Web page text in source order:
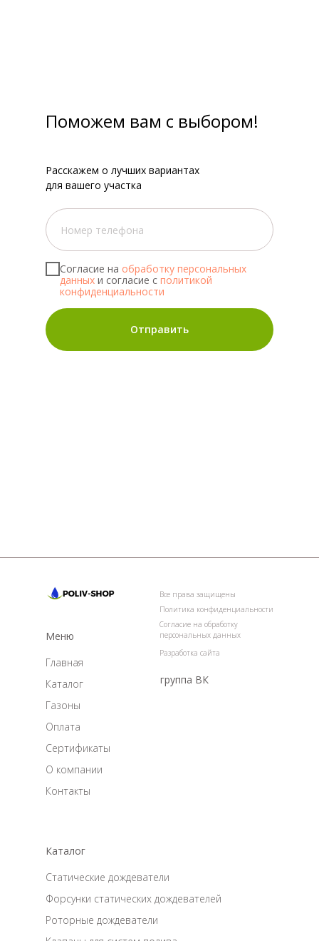
Согласие на обработку персональных
данных и согласие с политикой
конфиденциальности
Отправить
Поможем вам с выбором!
Расскажем о лучших вариантах
для вашего участка
Главная
Все права защищены
Политика конфиденциальности
Разработка сайта
Согласие на обработку
персональных данных
Каталог
Газоны
Оплата
Сертификаты
О компании
Контакты
Статические дождеватели
Форсунки статических дождевателей
Роторные дождеватели
Меню
Каталог
группа ВК